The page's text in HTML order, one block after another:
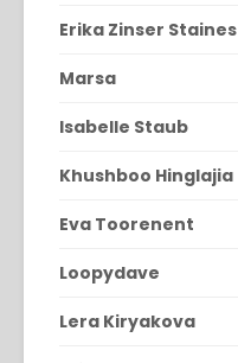
Erika Zinser Staines
Marsa
Isabelle Staub
Khushboo Hinglajia
Eva Toorenent
Loopydave
Lera Kiryakova